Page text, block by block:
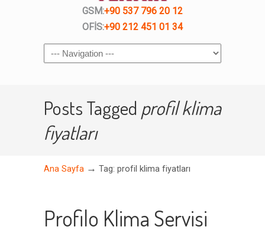
GSM:+90 537 796 20 12
OFİS:+90 212 451 01 34
Navigation
Posts Tagged profil klima
fiyatları
Ana Sayfa → Tag: profil klima fiyatları
Profilo Klima Servisi